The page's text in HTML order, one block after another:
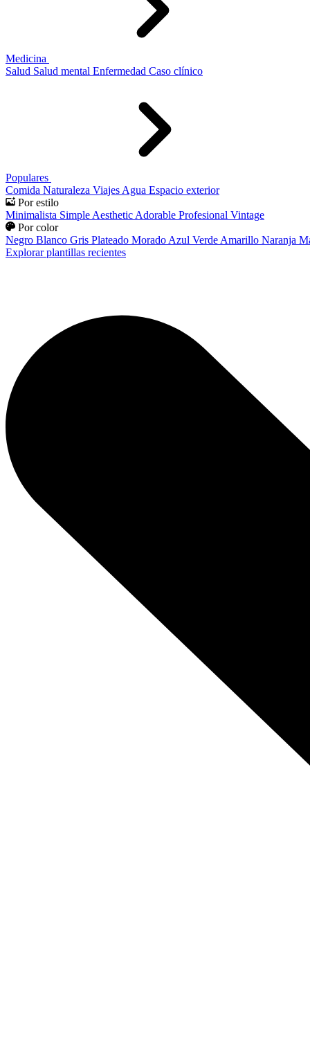
Medicina
Salud Salud mental Enfermedad Caso clínico
Populares
Comida Naturaleza Viajes Agua Espacio exterior
Por estilo
Minimalista Simple Aesthetic Adorable Profesional Vintage
Por color
Negro Blanco Gris Plateado Morado Azul Verde Amarillo Naranja
Explorar plantillas recientes